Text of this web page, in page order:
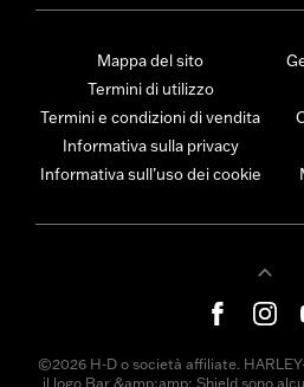
Mappa del sito
Termini di utilizzo
Termini e condizioni di vendita
Informativa sulla privacy
Informativa sull’uso dei cookie
©2026 H-D o società affiliate.
il logo Bar &amp;amp; Shield sono